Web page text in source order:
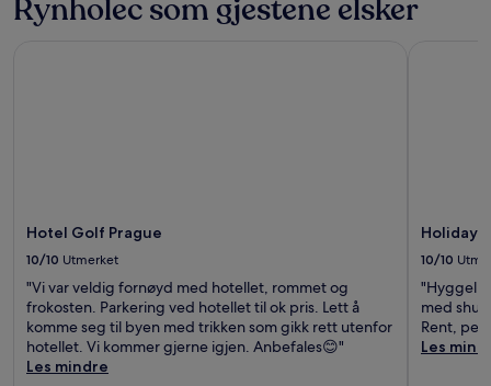
Rynholec som gjestene elsker
Hotel Golf Prague
10/10 Utmerket
"Vi var veldig fornøyd med hotellet, rommet og
frokosten. Parkering ved hotellet til ok pris. Lett å
komme seg til byen med trikken som gikk rett utenfor
hotellet. Vi kommer gjerne igjen. Anbefales😊"
Les mindre
Holiday
10/10
med
Rent,
Les